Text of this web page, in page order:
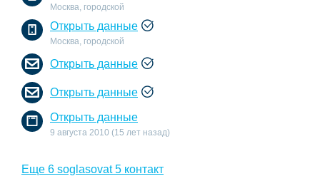
Москва, городской
Открыть данные
Москва, городской
Открыть данные
Открыть данные
Открыть данные
9 августа 2010 (15 лет назад)
Еще 6 soglasovat 5 контакт